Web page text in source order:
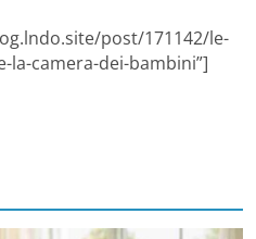
post/171142/le-
la-camera-dei-bambini”]